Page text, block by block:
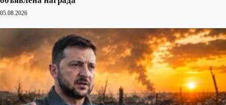
05.08.2026